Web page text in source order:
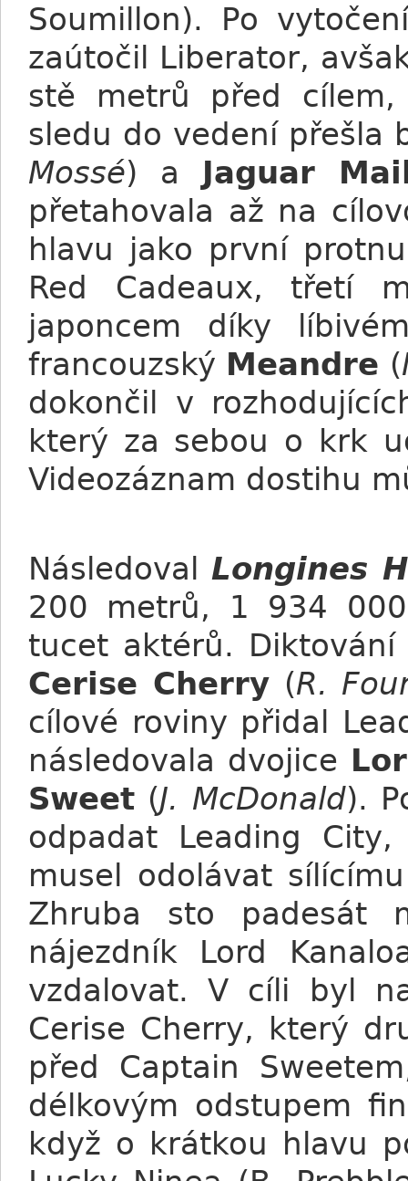
Soumillon). Po
zaútočil Liberator,
stě metrů před
sledu do vedení přešla
Mossé) a Jaguar
přetahovala až na
hlavu jako první
Red Cadeaux, třetí
japoncem díky
francouzský Meandre (
dokončil v
který za sebou o krk
Videozáznam dostihu
NásledovalLongines
200 metrů, 1 934
tucet aktérů.
Cerise Cherry(R.
cílové roviny přidal
následovala dvojice
Sweet (J. McDonald).
odpadat Leading
musel odolávat
Zhruba sto padesát
nájezdník Lord
vzdalovat. V cíli byl
Cerise Cherry, který
před Captain
délkovým odstupem
když o krátkou hlavu